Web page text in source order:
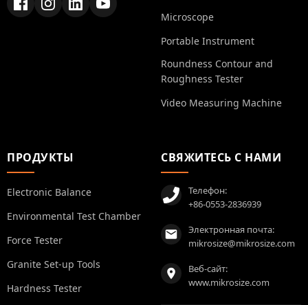
Microscope
Portable Instrument
Roundness Contour and
Roughness Tester
Video Measuring Machine
ПРОДУКТЫ
Electronic Balance
Environmental Test Chamber
Force Tester
Granite Set-up Tools
Hardness Tester
СВЯЖИТЕСЬ С НАМИ
Телефон:
+86-0553-2836939
Электронная почта:
mikrosize@mikrosize.com
Веб-сайт:
www.mikrosize.com